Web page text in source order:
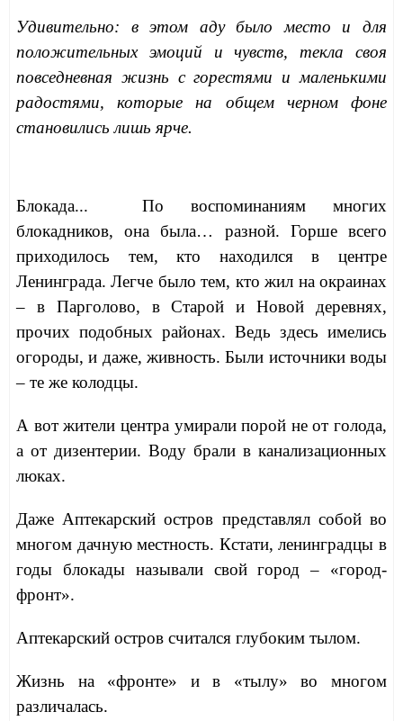
Удивительно: в этом аду было место и для
положительных эмоций и чувств, текла своя
повседневная жизнь с горестями и маленькими
радостями, которые на общем черном фоне
становились лишь ярче.
Блокада... По воспоминаниям многих
блокадников, она была… разной. Горше всего
приходилось тем, кто находился в центре
Ленинграда. Легче было тем, кто жил на окраинах
– в Парголово, в Старой и Новой деревнях,
прочих подобных районах. Ведь здесь имелись
огороды, и даже, живность. Были источники воды
– те же колодцы.
А вот жители центра умирали порой не от голода,
а от дизентерии. Воду брали в канализационных
люках.
Даже Аптекарский остров представлял собой во
многом дачную местность. Кстати, ленинградцы в
годы блокады называли свой город – «город-
фронт».
Аптекарский остров считался глубоким тылом.
Жизнь на «фронте» и в «тылу» во многом
различалась.